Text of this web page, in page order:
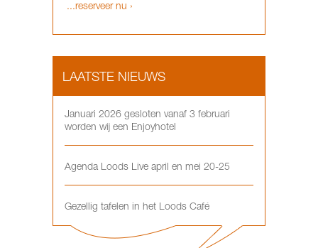
...reserveer nu ›
LAATSTE NIEUWS
Januari 2026 gesloten vanaf 3 februari
worden wij een Enjoyhotel
Agenda Loods Live april en mei 20-25
Gezellig tafelen in het Loods Café